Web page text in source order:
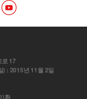
17
) : 2015년 11월 2일
환